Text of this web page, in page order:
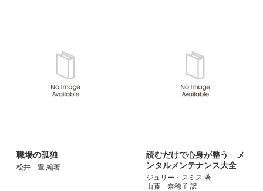
職場の孤独
松井 豊 編著
読むだけで心身が整う メ
ンタルメンテナンス大全
ジュリー・スミス 著
山藤 奈穂子 訳